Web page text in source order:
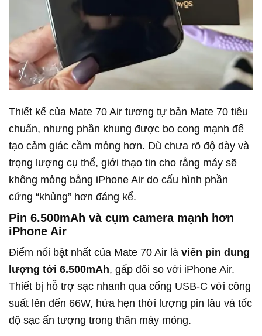
Thiết kế của Mate 70 Air tương tự bản Mate 70 tiêu
chuẩn, nhưng phần khung được bo cong mạnh để
tạo cảm giác cầm mỏng hơn. Dù chưa rõ độ dày và
trọng lượng cụ thể, giới thạo tin cho rằng máy sẽ
không mỏng bằng iPhone Air do cấu hình phần
cứng “khủng” hơn đáng kể.
Pin 6.500mAh và cụm camera mạnh hơn
iPhone Air
Điểm nổi bật nhất của Mate 70 Air là viên pin dung
lượng tới 6.500mAh, gấp đôi so với iPhone Air.
Thiết bị hỗ trợ sạc nhanh qua cổng USB-C với công
suất lên đến 66W, hứa hẹn thời lượng pin lâu và tốc
độ sạc ấn tượng trong thân máy mỏng.